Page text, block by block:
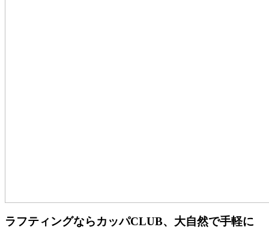
ラフティングならカッパCLUB、大自然で手軽に